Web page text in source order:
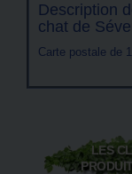
Description
chat de
Carte postale de
LES